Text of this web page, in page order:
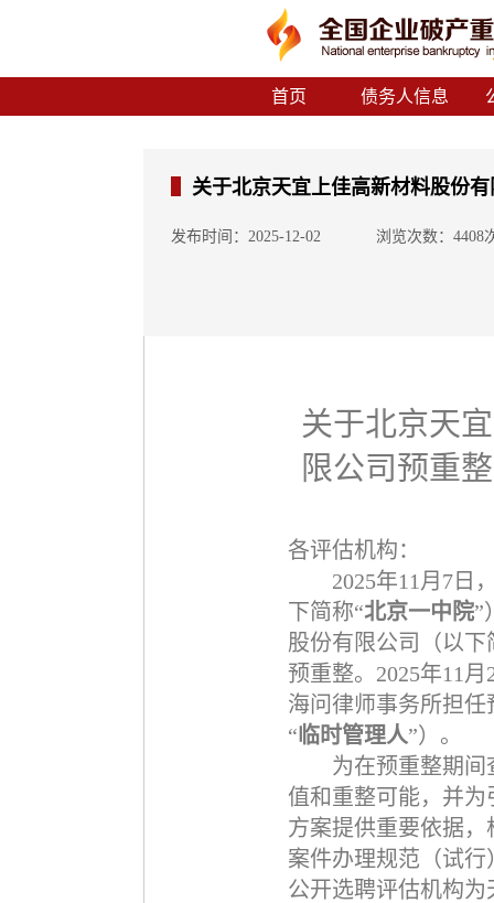
首页 债务人信息
关于北京天宜上佳高新材料股份
发布时间：2025-12-02 浏览次数：4408
关于北京天
限公司预重
各评估机构：
2025年11 月 7 日
下简称“北京一中院”
股份有限公司（以下
预重整。 2025年11 月
海问律师事务所担
“ 临时管理人”）。
为在预重整期
值和重整可能，并
方案提供重要依据
案件办理规范（试
公开选聘评估机构